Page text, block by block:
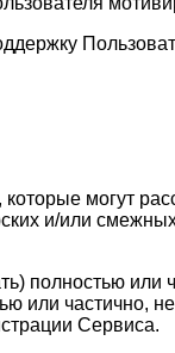
могут
и/или
полностью
или частично,
Сервиса.